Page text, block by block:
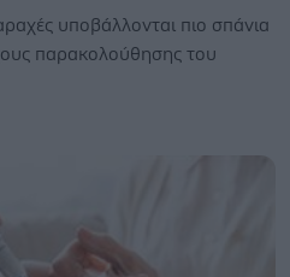
υποβάλλονται πιο σπάνια
παρακολούθησης του